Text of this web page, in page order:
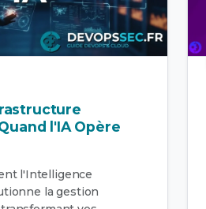
l'IA Opère
l'Intelligence
la gestion